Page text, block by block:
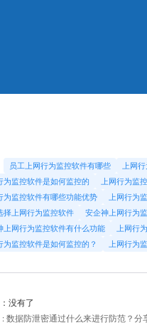
员工上网行为监控软件有哪些 上网
为监控软件是如何监控的
上网行为监
为监控软件有哪些功能优势
上网行为
择上网行为监控软件
安企神上网行为
上网行为监控软件有什么功能
上网行
为监控软件是如何监控的？
上网行为
没有了
: 数据防泄密通过什么来进行防范？分